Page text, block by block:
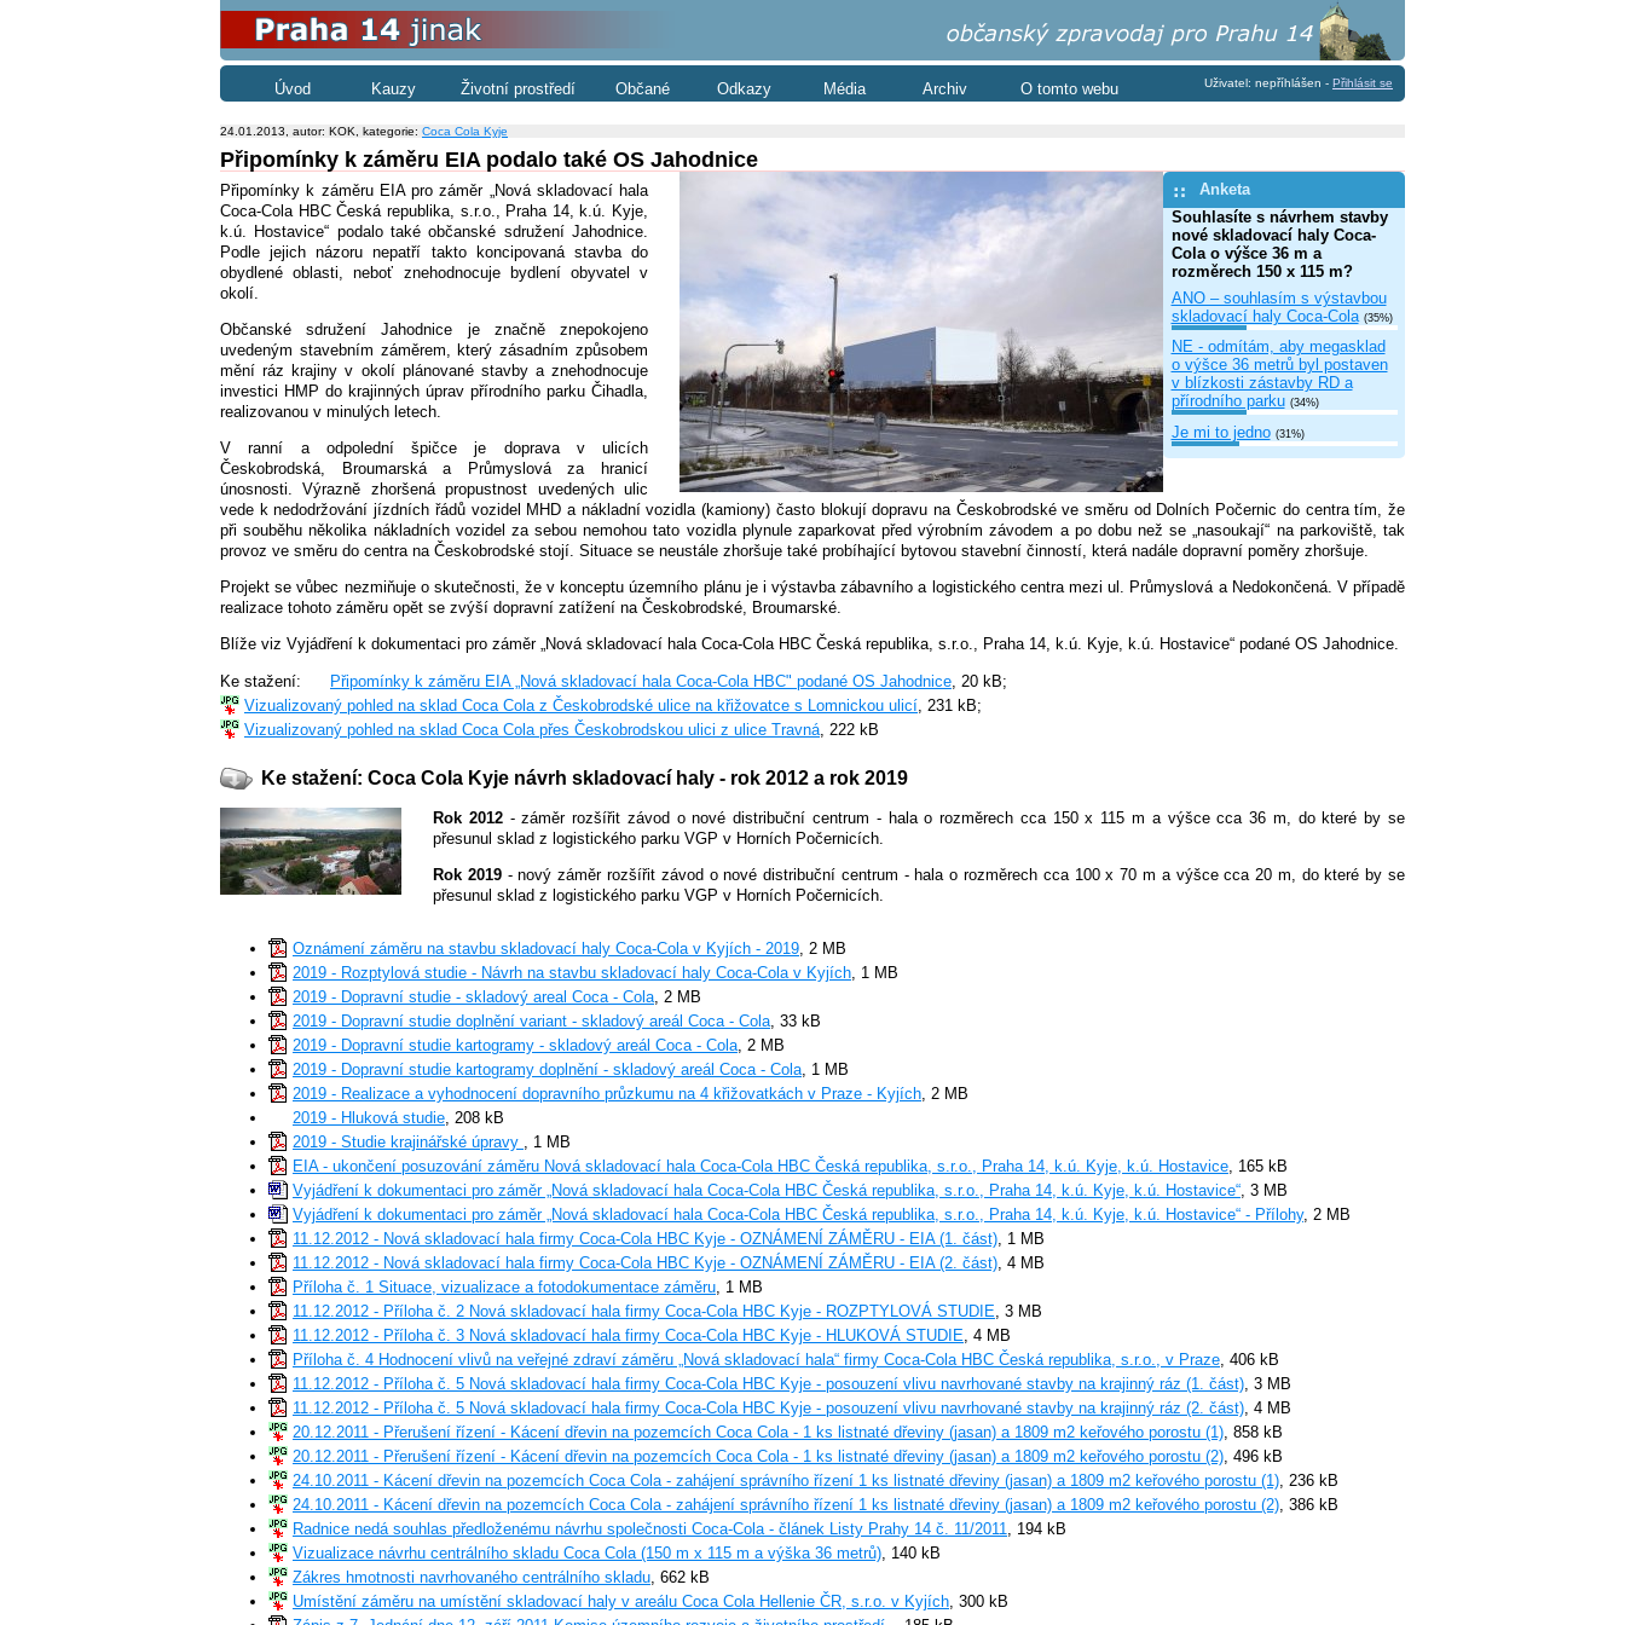
Úvod Kauzy Životní prostředí Občané Odkazy Média Archiv O tomto webu
24.01.2013, autor: KOK, kategorie: Coca Cola Kyje
Připomínky k záměru EIA podalo také OS Jahodnice
Anketa
Souhlasíte s návrhem stavby
nové skladovací haly Coca-
Cola o výšce 36 m a
rozměrech 150 x 115 m?
ANO – souhlasím s výstavbou
skladovací haly Coca-Cola (35%)
NE - odmítám, aby megasklad
o výšce 36 metrů byl postaven
v blízkosti zástavby RD a
přírodního parku (34%)
Je mi to jedno (31%)
Připomínky k záměru EIA pro záměr „Nová skladovací hala
Coca-Cola HBC Česká republika, s.r.o., Praha 14, k.ú. Kyje,
k.ú. Hostavice“ podalo také občanské sdružení Jahodnice.
Podle jejich názoru nepatří takto koncipovaná stavba do
obydlené oblasti, neboť znehodnocuje bydlení obyvatel v
okolí.
Občanské sdružení Jahodnice je značně znepokojeno
uvedeným stavebním záměrem, který zásadním způsobem
mění ráz krajiny v okolí plánované stavby a znehodnocuje
investici HMP do krajinných úprav přírodního parku Čihadla,
realizovanou v minulých letech.
V ranní a odpolední špičce je doprava v ulicích
Českobrodská, Broumarská a Průmyslová za hranicí
únosnosti. Výrazně zhoršená propustnost uvedených ulic
vede k nedodržování jízdních řádů vozidel MHD a nákladní vozidla (kamiony) často blokují dopravu na Českobrodské ve směru od Dolních Počernic do centra tím, že
při souběhu několika nákladních vozidel za sebou nemohou tato vozidla plynule zaparkovat před výrobním závodem a po dobu než se „nasoukají“ na parkoviště, tak
provoz ve směru do centra na Českobrodské stojí. Situace se neustále zhoršuje také probíhající bytovou stavební činností, která nadále dopravní poměry zhoršuje.
Projekt se vůbec nezmiňuje o skutečnosti, že v konceptu územního plánu je i výstavba zábavního a logistického centra mezi ul. Průmyslová a Nedokončená. V případě
realizace tohoto záměru opět se zvýší dopravní zatížení na Českobrodské, Broumarské.
Blíže viz Vyjádření k dokumentaci pro záměr „Nová skladovací hala Coca-Cola HBC Česká republika, s.r.o., Praha 14, k.ú. Kyje, k.ú. Hostavice“ podané OS Jahodnice.
Ke stažení: Připomínky k záměru EIA „Nová skladovací hala Coca-Cola HBC" podané OS Jahodnice , 20 kB;
Vizualizovaný pohled na sklad Coca Cola z Českobrodské ulice na křižovatce s Lomnickou ulicí , 231 kB;
Vizualizovaný pohled na sklad Coca Cola přes Českobrodskou ulici z ulice Travná , 222 kB
Ke stažení: Coca Cola Kyje návrh skladovací haly - rok 2012 a rok 2019
Rok 2012 - záměr rozšířit závod o nové distribuční centrum - hala o rozměrech cca 150 x 115 m a výšce cca 36 m, do které by se
přesunul sklad z logistického parku VGP v Horních Počernicích.
Rok 2019- nový záměr rozšířit závod o nové distribuční centrum - hala o rozměrech cca 100 x 70 m a výšce cca 20 m, do které by se
přesunul sklad z logistického parku VGP v Horních Počernicích.
Oznámení záměru na stavbu skladovací haly Coca-Cola v Kyjích - 2019 , 2 MB
2019 - Rozptylová studie - Návrh na stavbu skladovací haly Coca-Cola v Kyjích , 1 MB
2019 - Dopravní studie - skladový areal Coca - Cola , 2 MB
2019 - Dopravní studie doplnění variant - skladový areál Coca - Cola , 33 kB
2019 - Dopravní studie kartogramy - skladový areál Coca - Cola , 2 MB
2019 - Dopravní studie kartogramy doplnění - skladový areál Coca - Cola , 1 MB
2019 - Realizace a vyhodnocení dopravního průzkumu na 4 křižovatkách v Praze - Kyjích , 2 MB
2019 - Hluková studie , 208 kB
2019 - Studie krajinářské úpravy
, 1 MB
EIA - ukončení posuzování záměru Nová skladovací hala Coca-Cola HBC Česká republika, s.r.o., Praha 14, k.ú. Kyje, k.ú. Hostavice , 165 kB
Vyjádření k dokumentaci pro záměr „Nová skladovací hala Coca-Cola HBC Česká republika, s.r.o., Praha 14, k.ú. Kyje, k.ú. Hostavice“ , 3 MB
Vyjádření k dokumentaci pro záměr „Nová skladovací hala Coca-Cola HBC Česká republika, s.r.o., Praha 14, k.ú. Kyje, k.ú. Hostavice“ - Přílohy, 2 MB
11.12.2012 - Nová skladovací hala firmy Coca-Cola HBC Kyje - OZNÁMENÍ ZÁMĚRU - EIA (1. část) , 1 MB
11.12.2012 - Nová skladovací hala firmy Coca-Cola HBC Kyje - OZNÁMENÍ ZÁMĚRU - EIA (2. část) , 4 MB
Příloha č. 1 Situace, vizualizace a fotodokumentace záměru , 1 MB
11.12.2012 - Příloha č. 2 Nová skladovací hala firmy Coca-Cola HBC Kyje - ROZPTYLOVÁ STUDIE , 3 MB
11.12.2012 - Příloha č. 3 Nová skladovací hala firmy Coca-Cola HBC Kyje - HLUKOVÁ STUDIE , 4 MB
Příloha č. 4 Hodnocení vlivů na veřejné zdraví záměru „Nová skladovací hala“ firmy Coca-Cola HBC Česká republika, s.r.o., v Praze , 406 kB
11.12.2012 - Příloha č. 5 Nová skladovací hala firmy Coca-Cola HBC Kyje - posouzení vlivu navrhované stavby na krajinný ráz (1. část) , 3 MB
11.12.2012 - Příloha č. 5 Nová skladovací hala firmy Coca-Cola HBC Kyje - posouzení vlivu navrhované stavby na krajinný ráz (2. část) , 4 MB
20.12.2011 - Přerušení řízení - Kácení dřevin na pozemcích Coca Cola - 1 ks listnaté dřeviny (jasan) a 1809 m2 keřového porostu (1) , 858 kB
20.12.2011 - Přerušení řízení - Kácení dřevin na pozemcích Coca Cola - 1 ks listnaté dřeviny (jasan) a 1809 m2 keřového porostu (2) , 496 kB
24.10.2011 - Kácení dřevin na pozemcích Coca Cola - zahájení správního řízení 1 ks listnaté dřeviny (jasan) a 1809 m2 keřového porostu (1) , 236 kB
24.10.2011 - Kácení dřevin na pozemcích Coca Cola - zahájení správního řízení 1 ks listnaté dřeviny (jasan) a 1809 m2 keřového porostu (2) , 386 kB
Radnice nedá souhlas předloženému návrhu společnosti Coca-Cola - článek Listy Prahy 14 č. 11/2011
, 194 kB
Vizualizace návrhu centrálního skladu Coca Cola (150 m x 115 m a výška 36 metrů) , 140 kB
Zákres hmotnosti navrhovaného centrálního skladu , 662 kB
Umístění záměru na umístění skladovací haly v areálu Coca Cola Hellenie ČR, s.r.o. v Kyjích , 300 kB
Uživatel: nepříhlášen - Přihlásit se